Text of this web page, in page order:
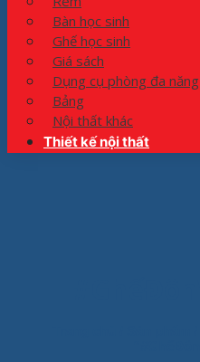
Bàn học sinh
Ghế học sinh
Giá sách
Dụng cụ phòng đa năng
Bảng
Nội thất khác
Thiết kế nội thất